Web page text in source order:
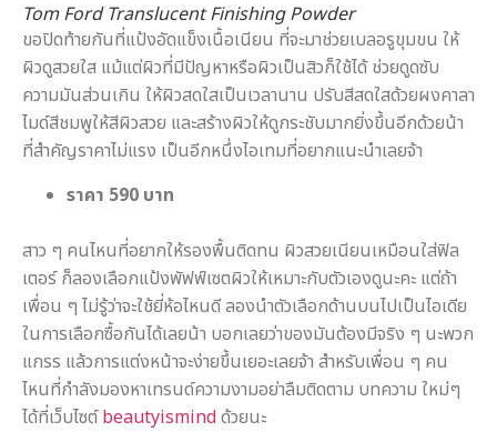
Tom Ford Translucent Finishing Powder
ขอปิดท้ายกันที่แป้งอัดแข็งเนื้อเนียน ที่จะมาช่วยเบลอรูขุมขน ให้
ผิวดูสวยใส แม้แต่ผิวที่มีปัญหาหรือผิวเป็นสิวก็ใช้ได้ ช่วยดูดซับ
ความมันส่วนเกิน ให้ผิวสดใสเป็นเวลานาน ปรับสีสดใสด้วยผงคาลา
ไมด์สีชมพูให้สีผิวสวย และสร้างผิวให้ดูกระชับมากยิ่งขึ้นอีกด้วยน้า
ที่สำคัญราคาไม่แรง เป็นอีกหนึ่งไอเทมที่อยากแนะนำเลยจ้า
ราคา 590 บาท
สาว ๆ คนไหนที่อยากให้รองพื้นติดทน ผิวสวยเนียนเหมือนใส่ฟิล
เตอร์ ก็ลองเลือกแป้งพัฟฟ์เซตผิวให้เหมาะกับตัวเองดูนะคะ แต่ถ้า
เพื่อน ๆ ไม่รู้ว่าจะใช้ยี่ห้อไหนดี ลองนำตัวเลือกด้านบนไปเป็นไอเดีย
ในการเลือกซื้อกันได้เลยน้า บอกเลยว่าของมันต้องมีจริง ๆ นะพวก
แกรร แล้วการแต่งหน้าจะง่ายขึ้นเยอะเลยจ้า สำหรับเพื่อน ๆ คน
ไหนที่กำลังมองหาเทรนด์ความงามอย่าลืมติดตาม บทความ ใหม่ๆ
ได้ที่เว็บไซต์beautyismindด้วยนะ